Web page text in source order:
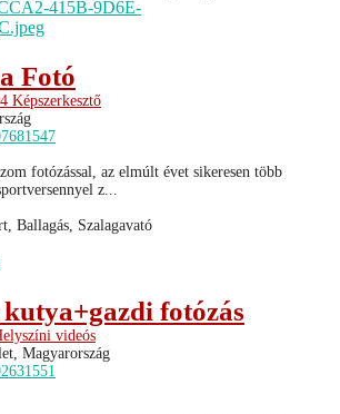
Fotó
Képszerkesztő
fotózással, az elmúlt évet sikeresen több
z...
Ballagás, Szalagavató
fotózás
videós
Magyarország